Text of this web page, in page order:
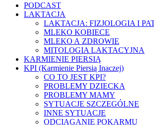
PODCAST
LAKTACJA
LAKTACJA: FIZJOLOGIA I
MLEKO KOBIECE
MLEKO A ZDROWIE
MITOLOGIA LAKTACYJNA
KARMIENIE PIERSIĄ
KPI (Karmienie Piersią Inaczej)
CO TO JEST KPI?
PROBLEMY DZIECKA
PROBLEMY MAMY
SYTUACJE SZCZEGÓLNE
INNE SYTUACJE
ODCIĄGANIE POKARMU